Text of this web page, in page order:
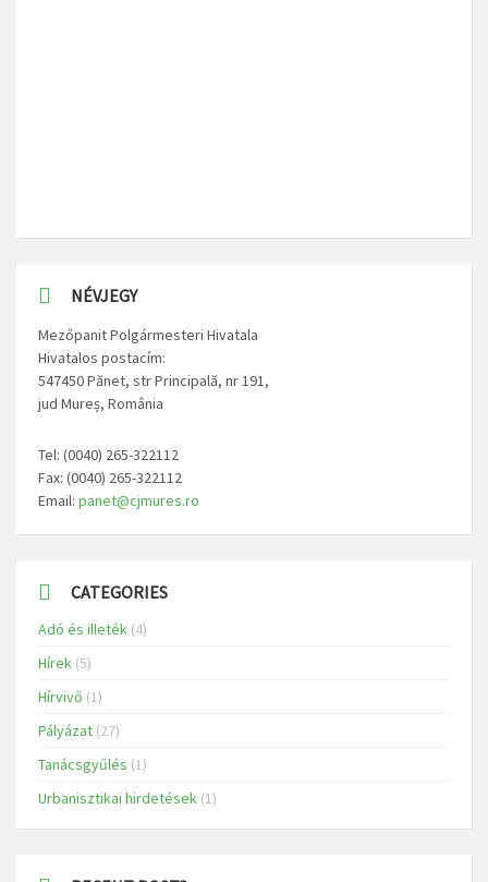
NÉVJEGY
Mezőpanit Polgármesteri Hivatala
Hivatalos postacím:
547450 Pănet, str Principală, nr 191,
jud Mureș, România
Tel: (0040) 265-322112
Fax: (0040) 265-322112
Email: panet@cjmures.ro
CATEGORIES
Adó és illeték (4)
Hírek (5)
Hírvivő (1)
Pályázat (27)
Tanácsgyűlés (1)
Urbanisztikai hirdetések (1)